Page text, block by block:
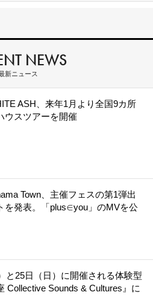
NEWS
新ニュース
ASH、来年1月より全国9カ所
ウスツアーを開催
Town、主催フェスの第1弾出
を発表。「plus∈you」のMVを公
と25日（日）に開催される体験型
Collective Sounds & Cultures』に